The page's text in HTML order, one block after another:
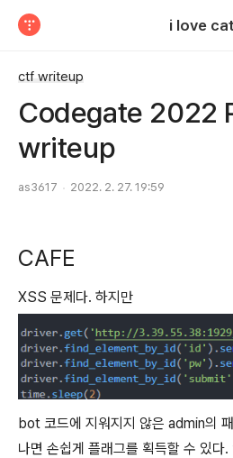
i love cat
ctf writeup
Codegate 2022
writeup
as3617 2022. 2. 27. 19:59
CAFE
XSS 문제다. 하지만
bot 코드에 지워지지 않은 admin의
나면 손쉽게 플래그를 획득할 수 있다